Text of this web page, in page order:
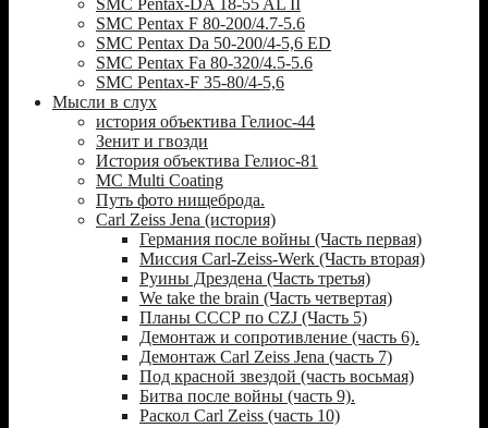
SMC Pentax-DA 18-55 AL II
SMC Pentax F 80-200/4.7-5.6
SMC Pentax Da 50-200/4-5,6 ED
SMC Pentax Fa 80-320/4.5-5.6
SMC Pentax-F 35-80/4-5,6
Мысли в слух
история объектива Гелиос-44
Зенит и гвозди
История объектива Гелиос-81
MC Multi Coating
Путь фото нищеброда.
Carl Zeiss Jena (история)
Германия после войны (Часть первая)
Миссия Carl-Zeiss-Werk (Часть вторая)
Руины Дрездена (Часть третья)
We take the brain (Часть четвертая)
Планы СССР по CZJ (Часть 5)
Демонтаж и сопротивление (часть 6).
Демонтаж Carl Zeiss Jena (часть 7)
Под красной звездой (часть восьмая)
Битва после войны (часть 9).
Раскол Carl Zeiss (часть 10)